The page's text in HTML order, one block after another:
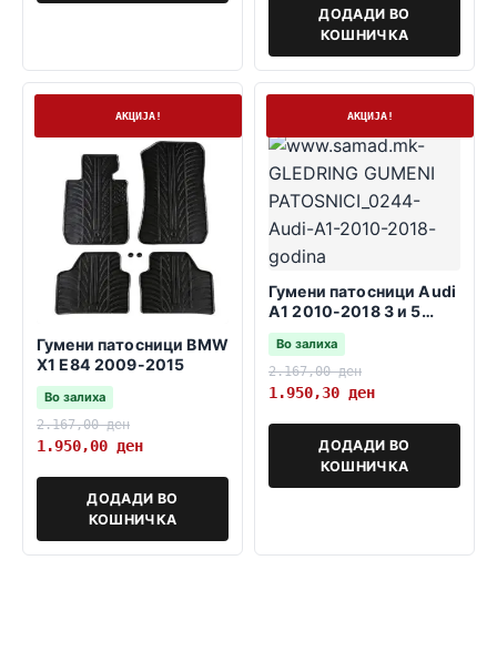
ДОДАДИ ВО
КОШНИЧКА
АКЦИЈА!
Гумени патосници BMW
X1 E84 2009-2015
Во залиха
2.167,00ден
1.950,00 ден
ДОДАДИ ВО
КОШНИЧКА
АКЦИЈА!
Гумени патосници Audi
A1 2010-2018 3 и 5
врати sportback
Во залиха
2.167,00ден
1.950,30 ден
ДОДАДИ ВО
КОШНИЧКА